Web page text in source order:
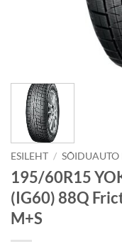
ESILEHT / SÕIDUAUTO
195/60R15
(IG60) 88Q
M+S